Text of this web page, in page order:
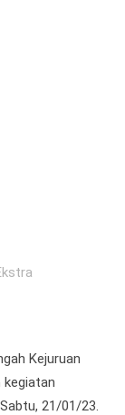
Kejuruan
kegiatan
21/01/23.